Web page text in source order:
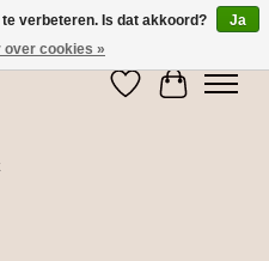
Verlanglijst
verbeteren. Is dat akkoord?
Ja
over cookies »